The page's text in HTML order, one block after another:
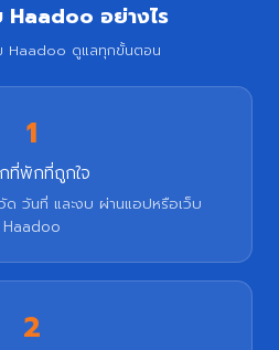
อย่างไร
Haadoo ดูแลทุกขั้นตอน
1
ที่พักที่ถูกใจ
ด วันที่ และงบ ผ่านแอปหรือเว็บ
Haadoo
2